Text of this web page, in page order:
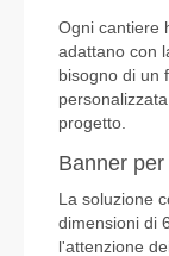
Ogni cantiere
adattano con
bisogno di un
progetto.
Banner
La soluzione
dimensioni di
l'attenzione